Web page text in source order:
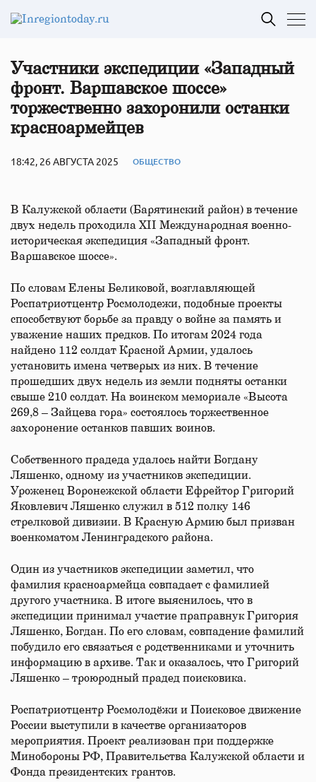
Участники экспедиции «Западный
фронт. Варшавское шоссе»
торжественно захоронили останки
красноармейцев
18:42, 26 АВГУСТА 2025 ОБЩЕСТВО
В Калужской области (Барятинский район) в течение
двух недель проходила XII Международная военно-
историческая экспедиция «Западный фронт.
Варшавское шоссе».
По словам Елены Беликовой, возглавляющей
Роспатриотцентр Росмолодежи, подобные проекты
способствуют борьбе за правду о войне за память и
уважение наших предков. По итогам 2024 года
найдено 112 солдат Красной Армии, удалось
установить имена четверых из них. В течение
прошедших двух недель из земли подняты останки
свыше 210 солдат. На воинском мемориале «Высота
269,8 – Зайцева гора» состоялось торжественное
захоронение останков павших воинов.
Собственного прадеда удалось найти Богдану
Ляшенко, одному из участников экспедиции.
Уроженец Воронежской области Ефрейтор Григорий
Яковлевич Ляшенко служил в 512 полку 146
стрелковой дивизии. В Красную Армию был призван
военкоматом Ленинградского района.
Один из участников экспедиции заметил, что
фамилия красноармейца совпадает с фамилией
другого участника. В итоге выяснилось, что в
экспедиции принимал участие праправнук Григория
Ляшенко, Богдан. По его словам, совпадение фамилий
побудило его связаться с родственниками и уточнить
информацию в архиве. Так и оказалось, что Григорий
Ляшенко – троюродный прадед поисковика.
Роспатриотцентр Росмолодёжи и Поисковое движение
России выступили в качестве организаторов
мероприятия. Проект реализован при поддержке
Минобороны РФ, Правительства Калужской области и
Фонда президентских грантов.